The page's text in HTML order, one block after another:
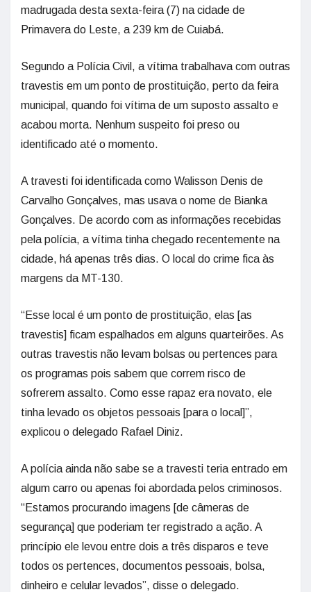
madrugada desta sexta-feira (7) na cidade de
Primavera do Leste, a 239 km de Cuiabá.
Segundo a Polícia Civil, a vítima trabalhava com outras
travestis em um ponto de prostituição, perto da feira
municipal, quando foi vítima de um suposto assalto e
acabou morta. Nenhum suspeito foi preso ou
identificado até o momento.
A travesti foi identificada como Walisson Denis de
Carvalho Gonçalves, mas usava o nome de Bianka
Gonçalves. De acordo com as informações recebidas
pela polícia, a vítima tinha chegado recentemente na
cidade, há apenas três dias. O local do crime fica às
margens da MT-130.
“Esse local é um ponto de prostituição, elas [as
travestis] ficam espalhados em alguns quarteirões. As
outras travestis não levam bolsas ou pertences para
os programas pois sabem que correm risco de
sofrerem assalto. Como esse rapaz era novato, ele
tinha levado os objetos pessoais [para o local]”,
explicou o delegado Rafael Diniz.
A polícia ainda não sabe se a travesti teria entrado em
algum carro ou apenas foi abordada pelos criminosos.
“Estamos procurando imagens [de câmeras de
segurança] que poderiam ter registrado a ação. A
princípio ele levou entre dois a três disparos e teve
todos os pertences, documentos pessoais, bolsa,
dinheiro e celular levados”, disse o delegado.